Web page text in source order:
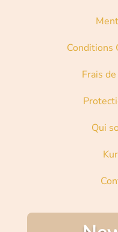
Conditions
Frais
Qui